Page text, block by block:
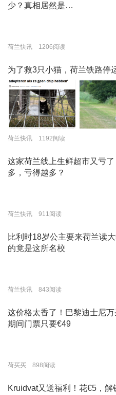
少？真相居然是…
荷兰快讯 1206阅读
为了救3只小猫，荷兰铁路停
荷兰快讯 1192阅读
这家荷兰线上生鲜超市又亏
多，亏得越多？
荷兰快讯 911阅读
比利时18岁公主要来荷兰读
的竟是这所名校
荷兰快讯 843阅读
这价格太香了！巴黎迪士尼
期间门票只要€49
荷买买 898阅读
Kruidvat又送福利！花€5，解